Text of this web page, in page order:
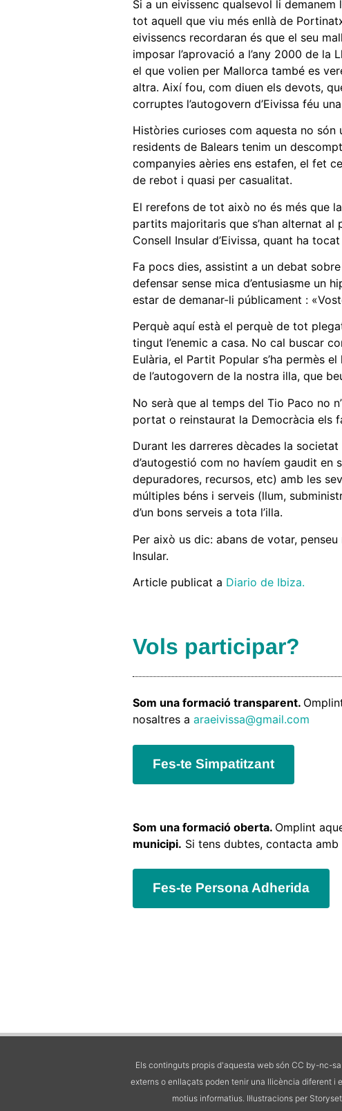
Si a un eivissenc qualsevol li
tot aquell que viu més enllà de
eivissencs recordaran és que el seu
imposar l’aprovació a l’any 2000 de la
el que volien per Mallorca també es
altra. Així fou, com diuen els devots,
corruptes l’autogovern d’Eivissa féu
Històries curioses com aquesta no són
residents de Balears tenim un
companyies aèries ens estafen, el fet
de rebot i quasi per casualitat.
El rerefons de tot això no és més que
partits majoritaris que s’han alternat
Consell Insular d’Eivissa, quant ha
Fa pocs dies, assistint a un debat
defensar sense mica d’entusiasme un
estar de demanar-li públicament :
Perquè aquí està el perquè de tot
tingut l’enemic a casa. No cal buscar
Eulària, el Partit Popular s’ha permès
de l’autogovern de la nostra illa, que
No serà que al temps del Tio Paco no
portat o reinstaurat la Democràcia els
Durant les darreres dècades la
d’autogestió com no havíem gaudit en
depuradores, recursos, etc) amb les
múltiples béns i serveis (llum,
d’un bons serveis a tota l’illa.
Per això us dic: abans de votar,
Insular.
Article publicat a Diario de Ibiza.
Vols participar?
Som una formació transparent.
nosaltres a araeivissa@gmail.com
Fes-te Simpatitzant
Som una formació oberta. Omplint
municipi. Si tens dubtes, contacta amb
Fes-te Persona Adherida
Els continguts propis d'aquesta web són CC by-nc-
externs o enllaçats poden tenir una llicència diferent i
motius informatius. Il·lustracions per